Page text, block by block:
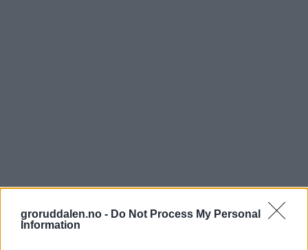
groruddalen.no - Do Not Process My Personal
Information